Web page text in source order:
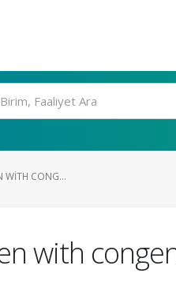
WITH CONG...
with